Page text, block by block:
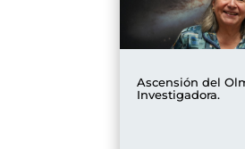
Ascensión del
Investigadora.